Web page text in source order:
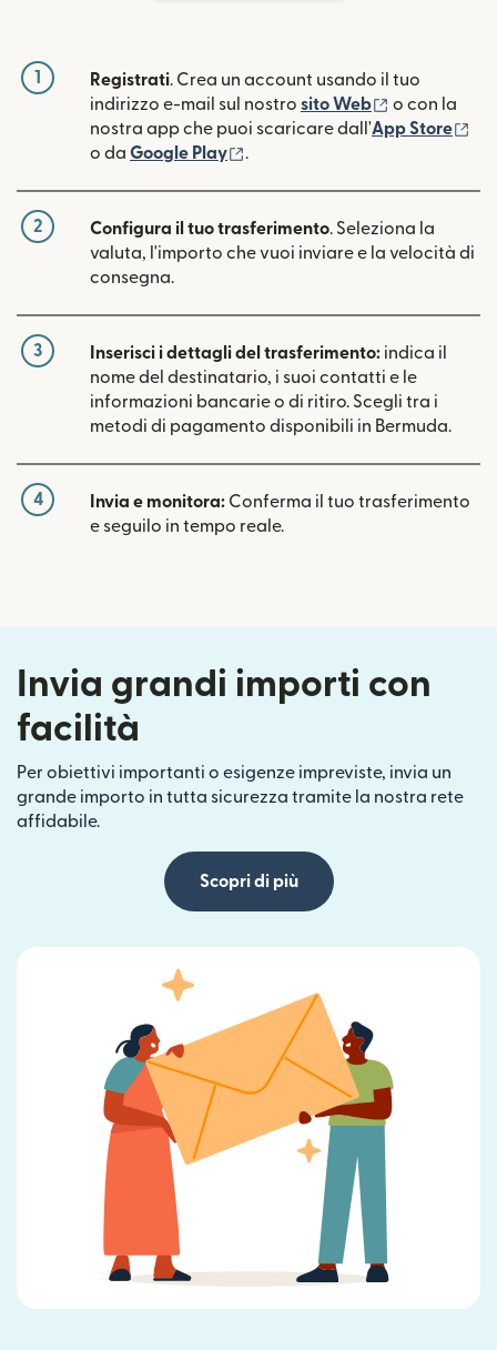
1 Registrati. Crea un account usando il tuo
indirizzo e-mail sul nostro sito Web (si apre in
o con la
nostra app che puoi scaricare dall'App Store
o da Google Play .
2 Configura il tuo trasferimento. Seleziona la
valuta, l'importo che vuoi inviare e la velocità di
consegna.
3 Inserisci i dettagli del trasferimento: indica il
nome del destinatario, i suoi contatti e le
informazioni bancarie o di ritiro. Scegli tra i
metodi di pagamento disponibili in Bermuda.
4 Invia e monitora: Conferma il tuo trasferimento
e seguilo in tempo reale.
Invia grandi importi con
facilità
Per obiettivi importanti o esigenze impreviste, invia un
grande importo in tutta sicurezza tramite la nostra rete
affidabile.
Scopri di più